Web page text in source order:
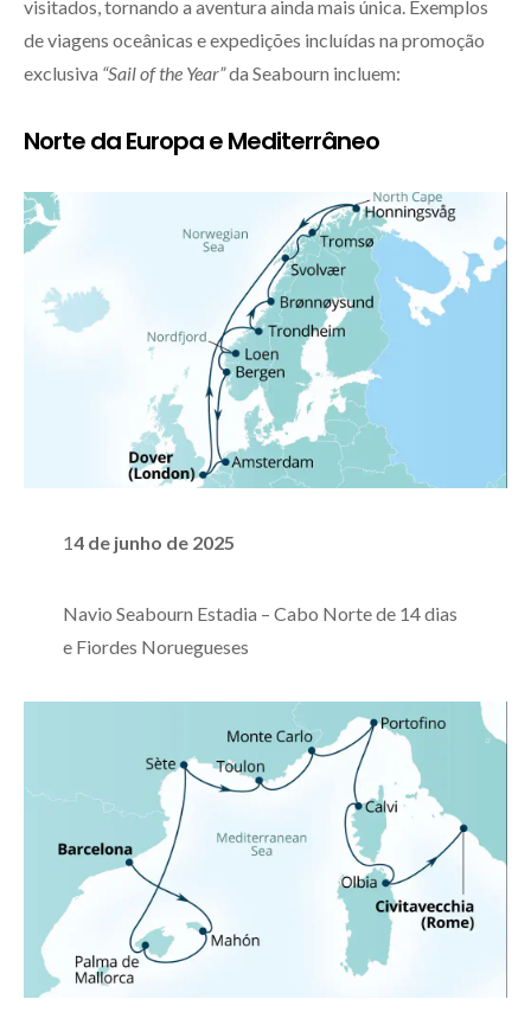
visitados, tornando a aventura ainda mais única. Exemplos
de viagens oceânicas e expedições incluídas na promoção
exclusiva “Sail of the Year”da Seabourn incluem:
Norte da Europa e Mediterrâneo
14 de junho de 2025
Navio Seabourn Estadia – Cabo Norte de 14 dias
e Fiordes Noruegueses